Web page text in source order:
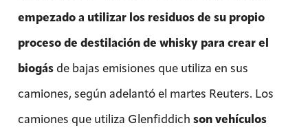
empezado a utilizar los residuos de su propio
proceso de destilación de whisky para crear el
biogásde bajas emisiones que utiliza en sus
camiones, según adelantó el martes Reuters. Los
camiones que utiliza Glenfiddich son vehículos